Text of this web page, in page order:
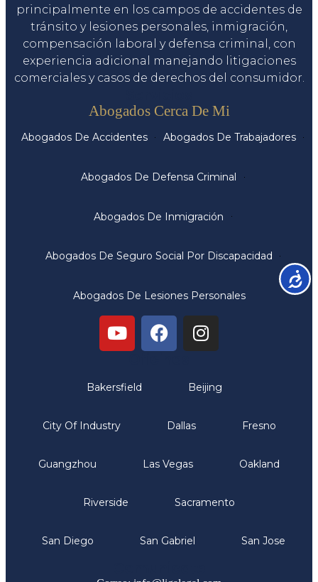
principalmente en los campos de accidentes de
tránsito y lesiones personales, inmigración,
compensación laboral y defensa criminal, con
experiencia adicional manejando litigaciones
comerciales y casos de derechos del consumidor.
Abogados Cerca De Mi
Abogados De Accidentes Abogados De Trabajadores
Abogados De Defensa Criminal
Abogados De Inmigración
Abogados De Seguro Social Por Discapacidad
Abogados De Lesiones Personales
Bakersfield Beijing
City Of Industry Dallas Fresno
Guangzhou Las Vegas Oakland
Riverside Sacramento
San Diego San Gabriel San Jose